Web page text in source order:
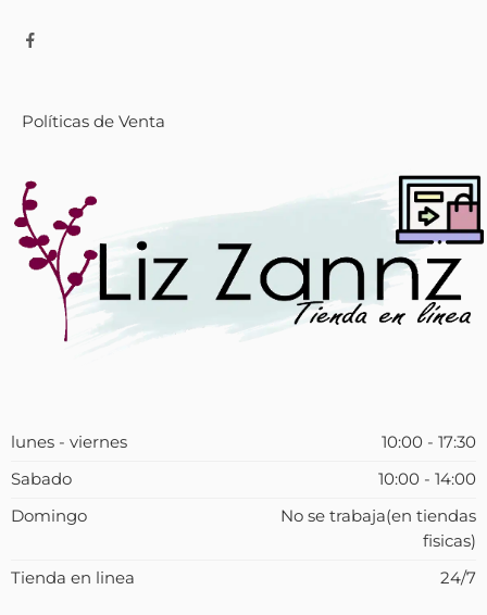
Políticas de Venta
lunes - viernes
10:00 - 17:30
Sabado
10:00 - 14:00
Domingo
No se trabaja(en tiendas
fisicas)
Tienda en linea
24/7